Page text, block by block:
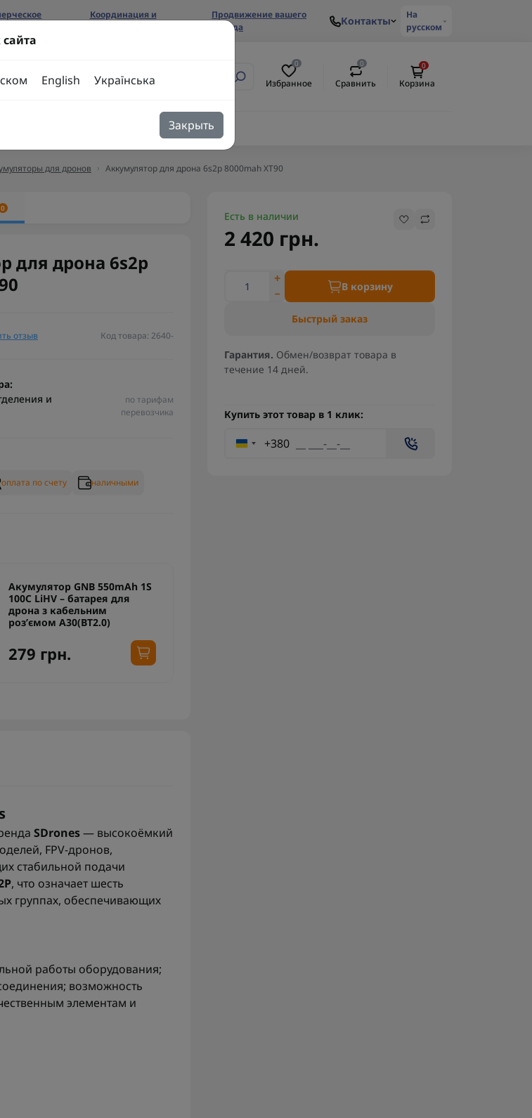
Координация и
Продвижение вашего
бренда
Контакты
На
русском
0
Избранное
0
Сравнить
0
Корзина
для дронов Аккумулятор для дрона 6s2p 8000mah XT90
English Українська
Закрыть
0
для дрона 6s2p
отзыв Код товара: 2640-
Есть в наличии
2 420 грн.
В корзину
Быстрый заказ
Гарантия. Обмен/возврат товара в
течение 14 дней.
Купить этот товар в 1 клик:
+380
и
по тарифам
перевозчика
оплата по счету наличными
Акумулятор GNB 550mAh 1S
100C LiHV – батарея для
дрона з кабельним
роз’ємом A30(BT2.0)
279 грн.
SDrones— высокоёмкий
FPV-дронов,
стабильной подачи
, что означает шесть
группах, обеспечивающих
работы оборудования;
возможность
элементам и